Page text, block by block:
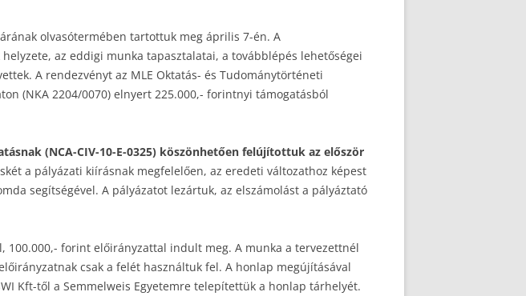
olvasótermében tartottuk meg április 7-én. A
az eddigi munka tapasztalatai, a továbblépés lehetőségei
A rendezvényt az MLE Oktatás- és Tudománytörténeti
(NKA 2204/0070) elnyert 225.000,- forintnyi támogatásból
(NCA-CIV-10-E-0325) köszönhetően felújítottuk az először
a pályázati kiírásnak megfelelően, az eredeti változathoz képest
segítségével. A pályázatot lezártuk, az elszámolást a pályáztató
100.000,- forint előirányzattal indult meg. A munka a tervezettnél
csak a felét használtuk fel. A honlap megújításával
Kft-től a Semmelweis Egyetemre telepítettük a honlap tárhelyét.